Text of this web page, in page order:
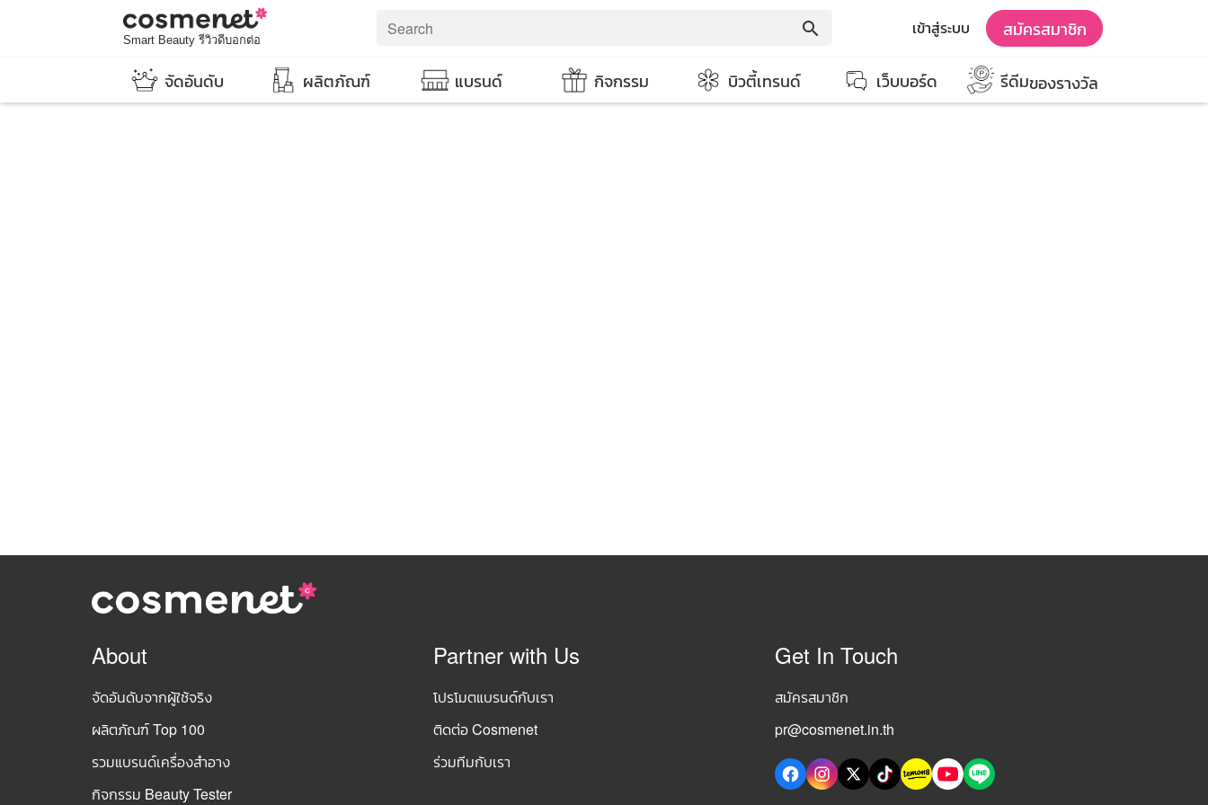
Smart Beauty รีวิวดีบอกต่อ
search เข้าสู่ระบบ สมัครสมาชิก
จัดอันดับ ผลิตภัณฑ์ แบรนด์ กิจกรรม บิวตี้เทรนด์ เว็บบอร์ด รีดีมของรางวัล
About
จัดอันดับจากผู้ใช้จริง
ผลิตภัณฑ์ Top 100
รวมแบรนด์เครื่องสำอาง
กิจกรรม Beauty Tester
Partner with Us
โปรโมตแบรนด์กับเรา
ติดต่อ Cosmenet
ร่วมทีมกับเรา
Get In Touch
สมัครสมาชิก
pr@cosmenet.in.th